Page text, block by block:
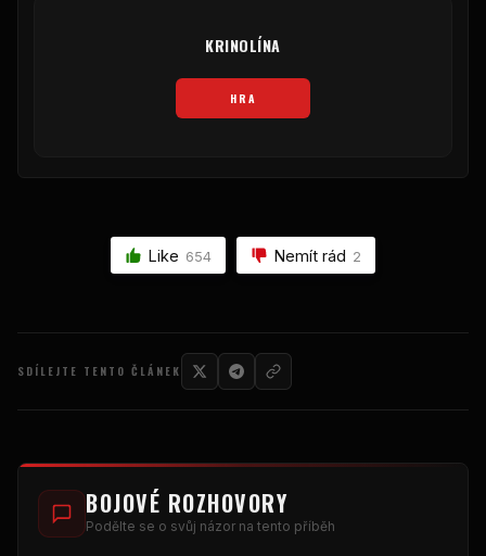
KRINOLÍNA
HRA
Like 654 Nemít rád 2
SDÍLEJTE TENTO ČLÁNEK
BOJOVÉ ROZHOVORY
Podělte se o svůj názor na tento příběh